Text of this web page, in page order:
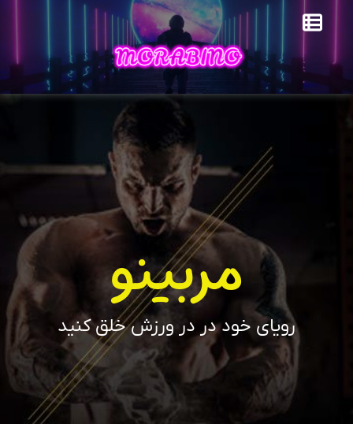
مربینو
رویای خود در در ورزش خلق کنید